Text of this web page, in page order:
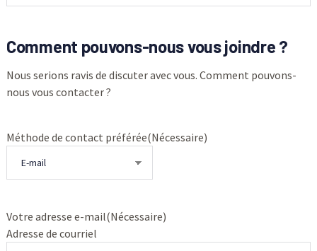
Comment pouvons-nous vous joindre ?
Nous serions ravis de discuter avec vous. Comment pouvons-
nous vous contacter ?
Méthode de contact préférée(Nécessaire)
Votre adresse e-mail(Nécessaire)
Adresse de courriel